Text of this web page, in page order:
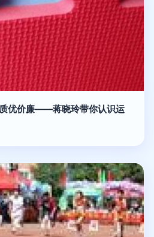
优价廉——蒋晓玲带你认识运